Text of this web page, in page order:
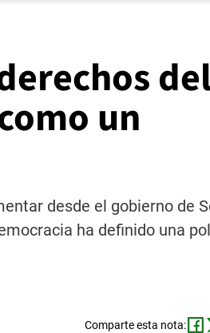
del
un
desde el gobierno de
ha definido una
Comparte esta nota: